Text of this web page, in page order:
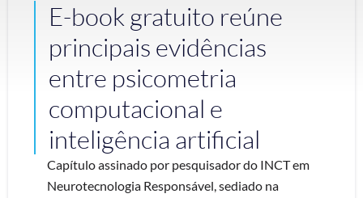
E-book gratuito reúne
principais evidências
entre psicometria
computacional e
inteligência artificial
Capítulo assinado por pesquisador do INCT em
Neurotecnologia Responsável, sediado na